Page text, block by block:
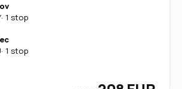
· 1 stop
· 1 stop